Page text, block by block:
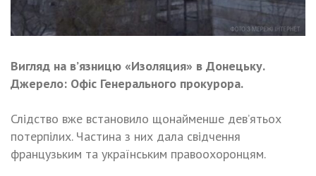
Вигляд на в’язницю «Изоляция» в Донецьку.
Джерело: Офіс Генерального прокурора.
Слідство вже встановило щонайменше дев’ятьох
потерпілих. Частина з них дала свідчення
французьким та українським правоохоронцям.